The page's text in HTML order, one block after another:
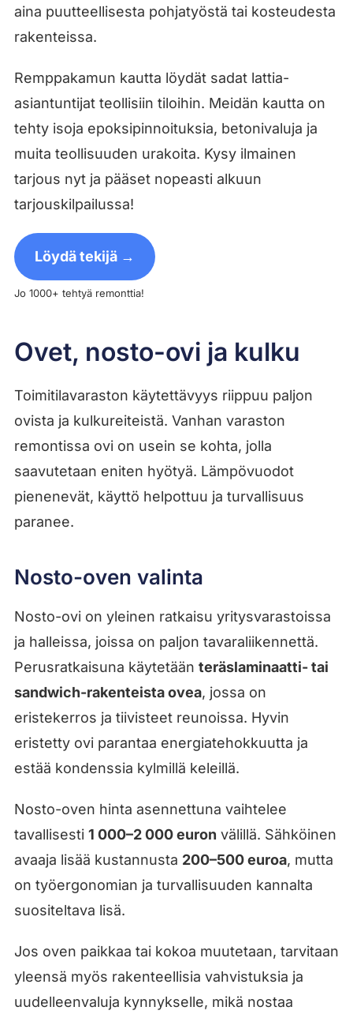
aina puutteellisesta pohjatyöstä tai kosteudesta
rakenteissa.
Remppakamun kautta löydät sadat lattia-
asiantuntijat teollisiin tiloihin. Meidän kautta on
tehty isoja epoksipinnoituksia, betonivaluja ja
muita teollisuuden urakoita. Kysy ilmainen
tarjous nyt ja pääset nopeasti alkuun
tarjouskilpailussa!
Löydä tekijä →
Jo 1000+ tehtyä remonttia!
Ovet, nosto-ovi ja kulku
Toimitilavaraston käytettävyys riippuu paljon
ovista ja kulkureiteistä. Vanhan varaston
remontissa ovi on usein se kohta, jolla
saavutetaan eniten hyötyä. Lämpövuodot
pienenevät, käyttö helpottuu ja turvallisuus
paranee.
Nosto-oven valinta
Nosto-ovi on yleinen ratkaisu yritysvarastoissa
ja halleissa, joissa on paljon tavaraliikennettä.
Perusratkaisuna käytetään teräslaminaatti- tai
sandwich-rakenteista ovea, jossa on
eristekerros ja tiivisteet reunoissa. Hyvin
eristetty ovi parantaa energiatehokkuutta ja
estää kondenssia kylmillä keleillä.
Nosto-oven hinta asennettuna vaihtelee
tavallisesti 1 000–2 000 euron välillä. Sähköinen
avaaja lisää kustannusta 200–500 euroa, mutta
on työergonomian ja turvallisuuden kannalta
suositeltava lisä.
Jos oven paikkaa tai kokoa muutetaan, tarvitaan
yleensä myös rakenteellisia vahvistuksia ja
uudelleenvaluja kynnykselle, mikä nostaa